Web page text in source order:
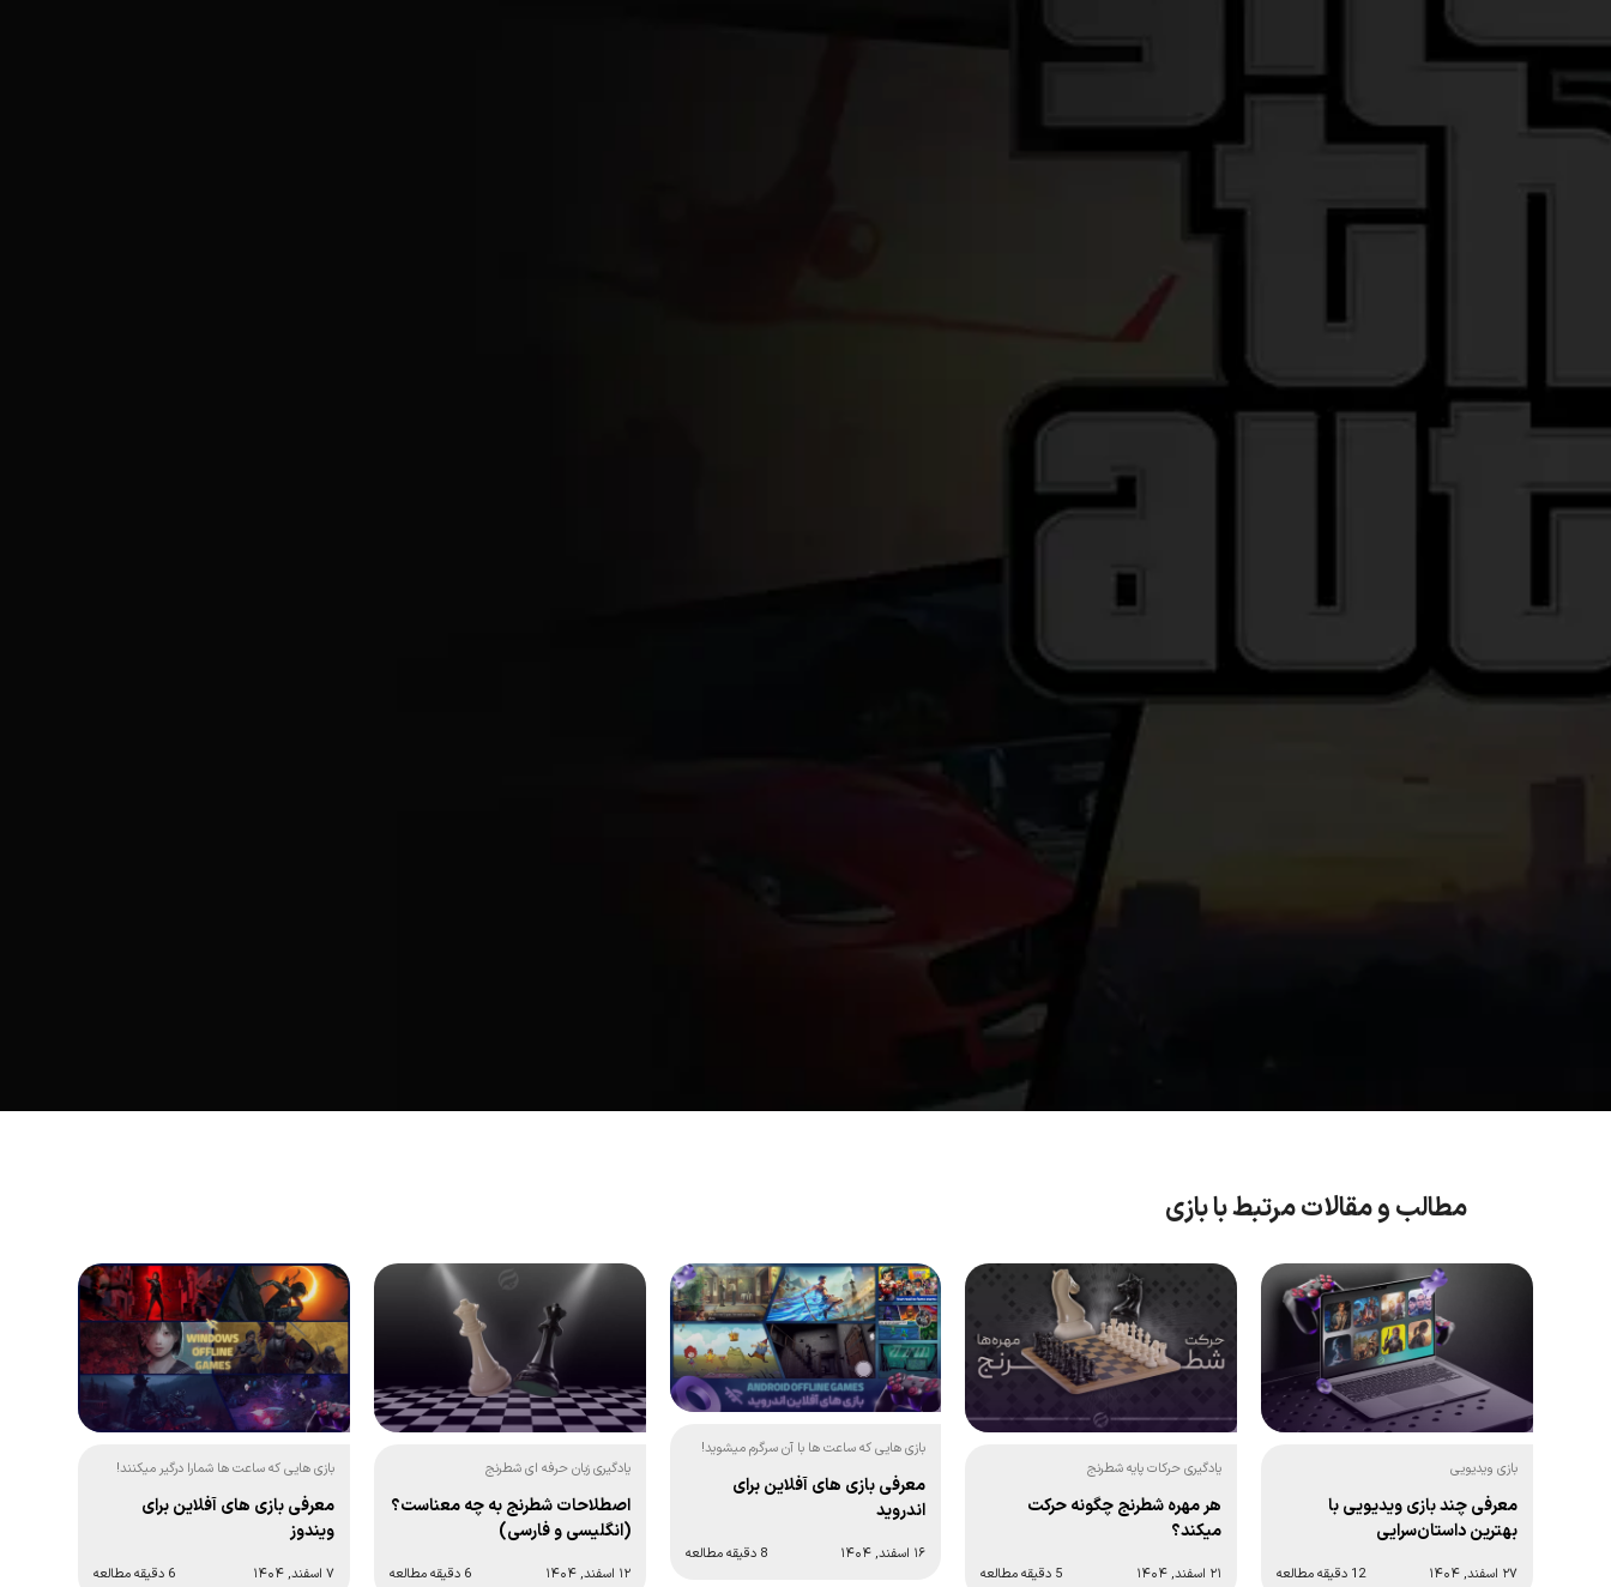
مطالب و مقالات مرتبط با بازی
بازی ویدیویی
معرفی چند بازی ویدیویی با
بهترین داستان‌سرایی
۲۷ اسفند, ۱۴۰۴ 12 دقیقه مطالعه
یادگیری حرکات پایه شطرنج
هر مهره شطرنج چگونه حرکت
میکند؟
۲۱ اسفند, ۱۴۰۴ 5 دقیقه مطالعه
بازی هایی که ساعت ها با آن سرگرم میشوید!
معرفی بازی های آفلاین برای
اندروید
۱۶ اسفند, ۱۴۰۴ 8 دقیقه مطالعه
یادگیری زبان حرفه ای شطرنج
اصطلاحات شطرنج به چه معناست؟
(انگلیسی و فارسی)
۱۲ اسفند, ۱۴۰۴ 6 دقیقه مطالعه
بازی هایی که ساعت ها شمارا درگیر میکنند!
معرفی بازی های آفلاین برای
ویندوز
۷ اسفند, ۱۴۰۴ 6 دقیقه مطالعه